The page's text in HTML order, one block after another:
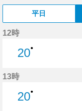
平日
12時
20●
13時
20●